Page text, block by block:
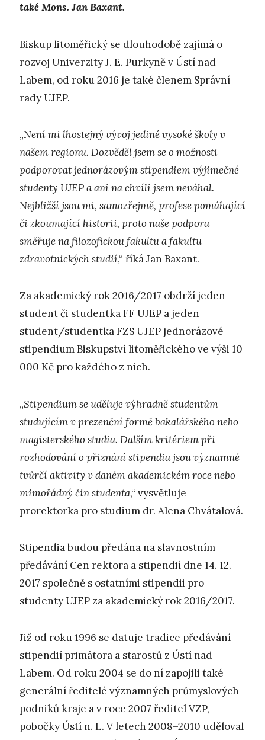
také Mons. Jan Baxant.
Biskup litoměřický se dlouhodobě zajímá o
rozvoj Univerzity J. E. Purkyně v Ústí nad
Labem, od roku 2016 je také členem Správní
rady UJEP.
„Není mi lhostejný vývoj jediné vysoké školy v
našem regionu. Dozvěděl jsem se o možnosti
podporovat jednorázovým stipendiem výjimečné
studenty UJEP a ani na chvíli jsem neváhal.
Nejbližší jsou mi, samozřejmě, profese pomáhající
či zkoumající historii, proto naše podpora
směřuje na filozofickou fakultu a fakultu
zdravotnických studií,“ říká Jan Baxant.
Za akademický rok 2016/2017 obdrží jeden
student či studentka FF UJEP a jeden
student/studentka FZS UJEP jednorázové
stipendium Biskupství litoměřického ve výši 10
000 Kč pro každého z nich.
„Stipendium se uděluje výhradně studentům
studujícím v prezenční formě bakalářského nebo
magisterského studia. Dalším kritériem při
rozhodování o přiznání stipendia jsou významné
tvůrčí aktivity v daném akademickém roce nebo
mimořádný čin studenta,“ vysvětluje
prorektorka pro studium dr. Alena Chvátalová.
Stipendia budou předána na slavnostním
předávání Cen rektora a stipendií dne 14. 12.
2017 společně s ostatními stipendii pro
studenty UJEP za akademický rok 2016/2017.
Již od roku 1996 se datuje tradice předávání
stipendií primátora a starostů z Ústí nad
Labem. Od roku 2004 se do ní zapojili také
generální ředitelé významných průmyslových
podniků kraje a v roce 2007 ředitel VZP,
pobočky Ústí n. L. V letech 2008–2010 uděloval